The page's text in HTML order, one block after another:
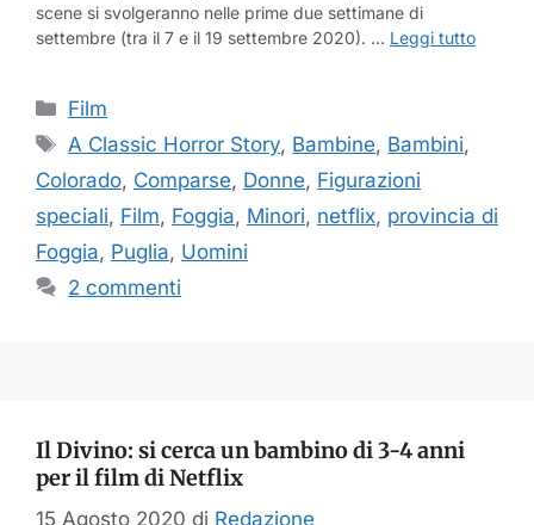
scene si svolgeranno nelle prime due settimane di
settembre (tra il 7 e il 19 settembre 2020). … Leggi tutto
Categorie
Film
Tag
A Classic Horror Story, Bambine, Bambini,
Colorado, Comparse, Donne, Figurazioni
speciali, Film, Foggia, Minori, netflix, provincia di
Foggia, Puglia, Uomini
2 commenti
Il Divino: si cerca un bambino di 3-4 anni
per il film di Netflix
15 Agosto 2020 di Redazione